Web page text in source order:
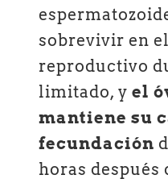
sobrevivir en
reproductivo
limitado, yel
mantiene su
fecundación
horas después